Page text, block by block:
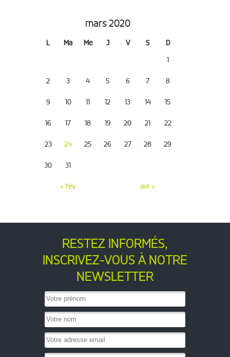
mars 2020
L Ma Me J V S D
« fév avr »
1
2 3 4 5 6 7 8
9 10 11 12 13 14 15
16 17 18 19 20 21 22
23 24 25 26 27 28 29
30 31
RESTEZ INFORMÉS,
INSCRIVEZ-VOUS À NOTRE
NEWSLETTER